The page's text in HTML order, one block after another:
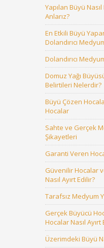
Yapılan Büyü
Anlarız?
En Etkili Büyü
Dolandırıcı
Dolandırıcı
Domuz Yağı
Belirtileri Nelerdir?
Büyü Çözen
Hocalar
Sahte ve Gerçek
Şikayetleri
Garanti Veren
Güvenilir Hocalar
Nasıl Ayırt Edilir?
Tarafsız Medyum
Gerçek Büyücü
Hocalar Nasıl Ayırt
Üzerimdeki Büyü